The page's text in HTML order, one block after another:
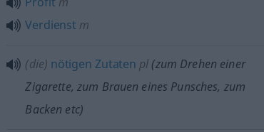
Verdienst m
(die) nötigen Zutaten pl (zum Drehen einer
Zigarette, zum Brauen eines Punsches, zum
Backen etc)